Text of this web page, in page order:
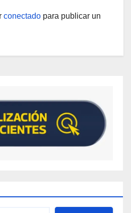
conectado para publicar un